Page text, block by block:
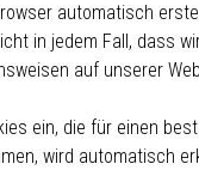
automatisch
in jedem Fall, dass
auf unserer
ein, die für einen
wird automatisch